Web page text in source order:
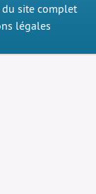
du site complet
légales